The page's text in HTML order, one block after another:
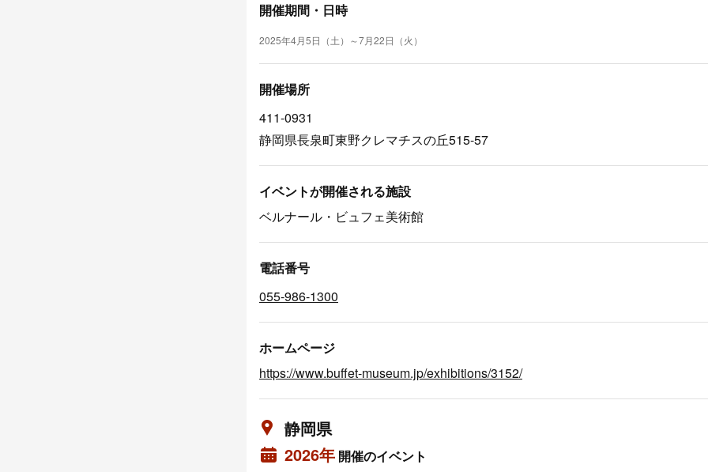
開催期間・日時
2025年4月5日（土）～7月22日（火）
開催場所
411-0931
静岡県長泉町東野クレマチスの丘515-57
イベントが開催される施設
ベルナール・ビュフェ美術館
電話番号
055-986-1300
ホームページ
https://www.buffet-museum.jp/exhibitions/3152/
静岡県
2026年 開催のイベント